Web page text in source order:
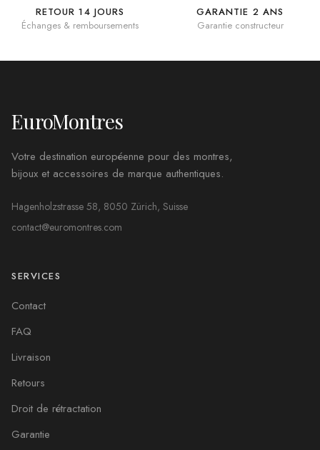
RETOUR 14 JOURS
Échanges & remboursements
GARANTIE 2 ANS
Garantie constructeur
EuroMontres
Votre destination européenne pour des montres,
bijoux et accessoires de marque authentiques.
Hagenholzstrasse 58, 8050 Zürich, Suisse
contact@euromontres.com
SERVICES
Contact
FAQ
Livraison
Retours
Droit de rétractation
Garantie